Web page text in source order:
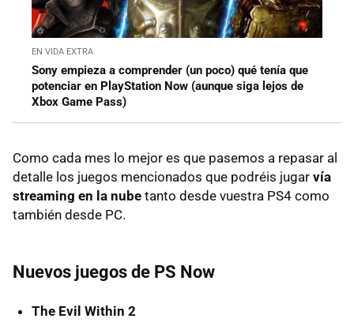
EN VIDA EXTRA
Sony empieza a comprender (un poco) qué tenía que
potenciar en PlayStation Now (aunque siga lejos de
Xbox Game Pass)
Como cada mes lo mejor es que pasemos a repasar al
detalle los juegos mencionados que podréis jugar vía
streaming en la nube tanto desde vuestra PS4 como
también desde PC.
Nuevos juegos de PS Now
The Evil Within 2